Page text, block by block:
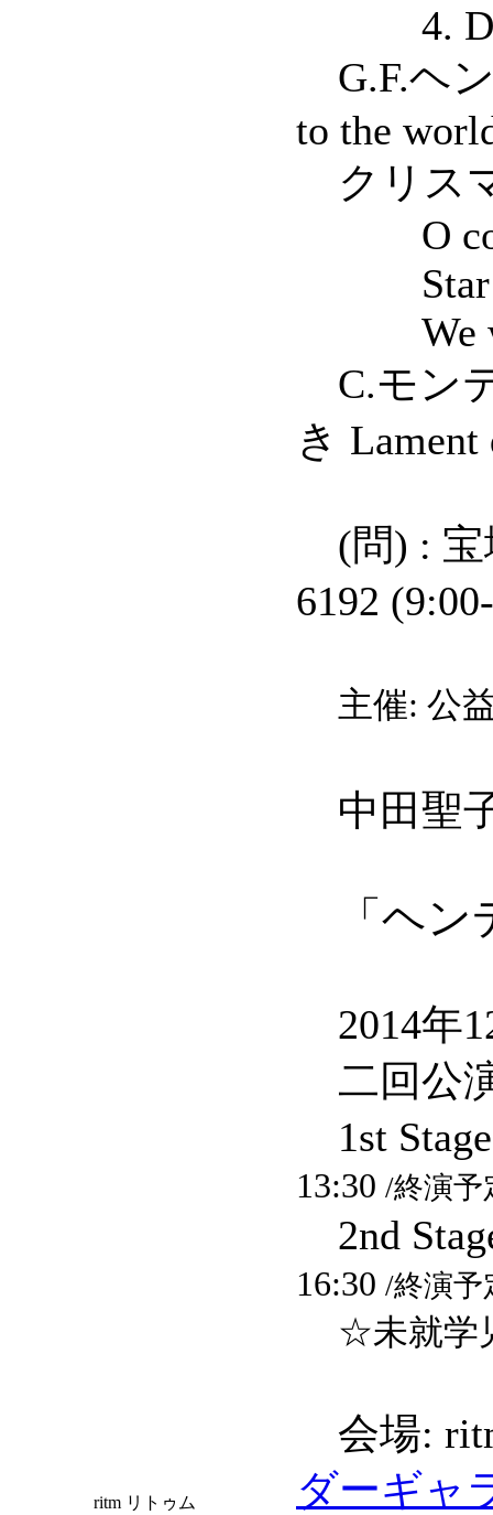
4. Die
G.F.ヘ
to the
クリス
O
Star
We
C.モン
き Lament
(問) : 宝
6192
主催: 公
ritm リトゥム
中田聖
「ヘ
2014年
二回公
1st
13:30 /終演予
2nd
16:30 /終演予
☆未就学
会場:
ダーギャ